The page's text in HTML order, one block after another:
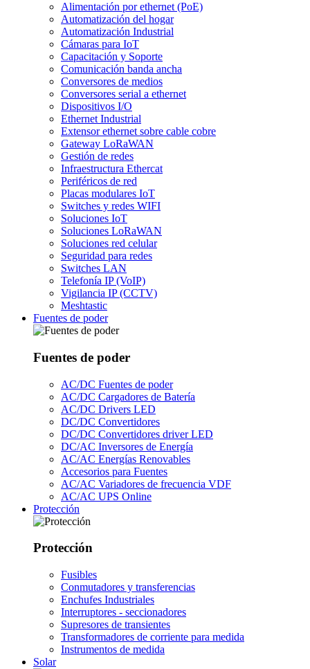
Alimentación por ethernet (PoE)
Automatización del hogar
Automatización Industrial
Cámaras para IoT
Capacitación y Soporte
Comunicación banda ancha
Conversores de medios
Conversores serial a ethernet
Dispositivos I/O
Ethernet Industrial
Extensor ethernet sobre cable cobre
Gateway LoRaWAN
Gestión de redes
Infraestructura Ethercat
Periféricos de red
Placas modulares IoT
Switches y redes WIFI
Soluciones IoT
Soluciones LoRaWAN
Soluciones red celular
Seguridad para redes
Switches LAN
Telefonía IP (VoIP)
Vigilancia IP (CCTV)
Meshtastic
Fuentes de poder
Fuentes de poder
AC/DC Fuentes de poder
AC/DC Cargadores de Batería
AC/DC Drivers LED
DC/DC Convertidores
DC/DC Convertidores driver LED
DC/AC Inversores de Energía
AC/AC Energías Renovables
Accesorios para Fuentes
AC/AC Variadores de frecuencia VDF
AC/AC UPS Online
Protección
Protección
Fusibles
Conmutadores y transferencias
Enchufes Industriales
Interruptores - seccionadores
Supresores de transientes
Transformadores de corriente para medida
Instrumentos de medida
Solar